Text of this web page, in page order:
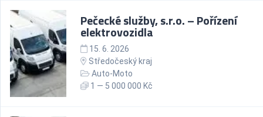
Pečecké služby, s.r.o. – Pořízení
elektrovozidla
15. 6. 2026
Středočeský kraj
Auto-Moto
1 — 5 000 000 Kč